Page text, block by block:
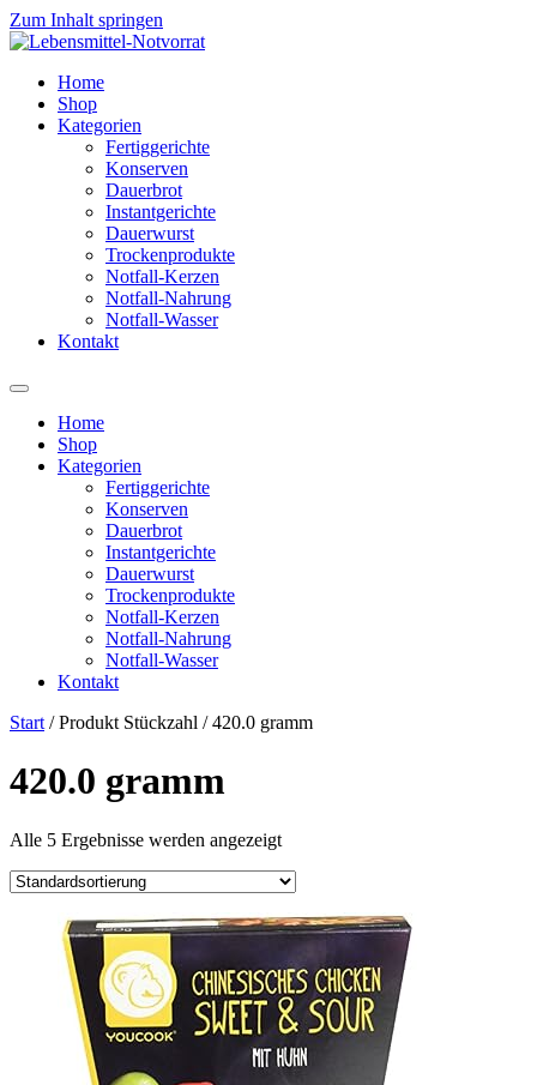
Zum Inhalt springen
Home
Shop
Kategorien
Fertiggerichte
Konserven
Dauerbrot
Instantgerichte
Dauerwurst
Trockenprodukte
Notfall-Kerzen
Notfall-Nahrung
Notfall-Wasser
Kontakt
Home
Shop
Kategorien
Fertiggerichte
Konserven
Dauerbrot
Instantgerichte
Dauerwurst
Trockenprodukte
Notfall-Kerzen
Notfall-Nahrung
Notfall-Wasser
Kontakt
Start / Produkt Stückzahl / ‎420.0 gramm
‎420.0 gramm
Alle 5 Ergebnisse werden angezeigt